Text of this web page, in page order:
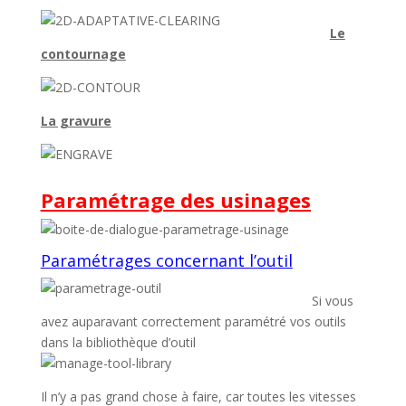
Le
contournage
La gravure
Paramétrage des usinages
Paramétrages concernant l’outil
Si vous
avez auparavant correctement paramétré vos outils
dans la bibliothèque d’outil
Il n’y a pas grand chose à faire, car toutes les vitesses